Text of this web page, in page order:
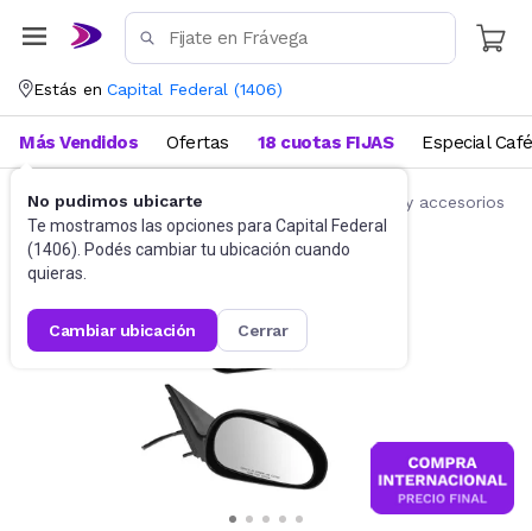
Estás en Capital Federal (1406)
No pudimos ubicarte
Te mostramos las opciones para Capital Federal
(1406). Podés cambiar tu ubicación cuando
quieras.
cambiar ubicación cerrar
Más Vendidos Ofertas 18 cuotas FIJAS Especial Café
Accesorios para autos y motos Repuestos y accesorios